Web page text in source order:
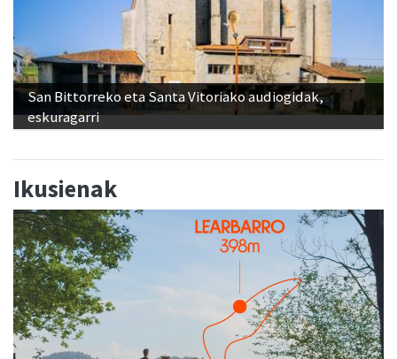
San Bittorreko eta Santa Vitoriako audiogidak,
eskuragarri
Ikusienak